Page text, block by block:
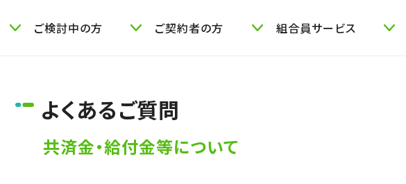
ご検討中の方 ご契約者の方 組合員サービス
よくあるご質問
共済金・給付金等について